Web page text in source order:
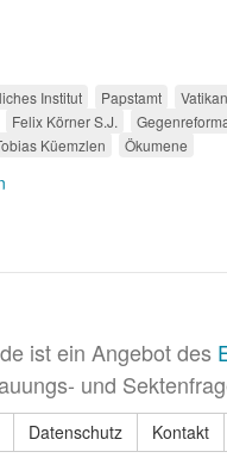
Institut Papstamt Vatikan
Felix Körner S.J.
Küemzlen Ökumene
ist ein Angebot des
und
Datenschutz Kontakt